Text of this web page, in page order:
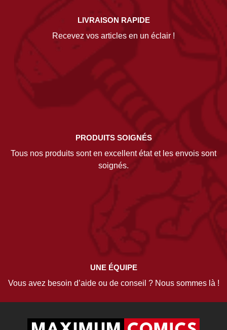
LIVRAISON RAPIDE
Recevez vos articles en un éclair !
PRODUITS SOIGNÉS
Tous nos produits sont en excellent état et les envois sont
soignés.
UNE ÉQUIPE
Vous avez besoin d’aide ou de conseil ? Nous sommes là !